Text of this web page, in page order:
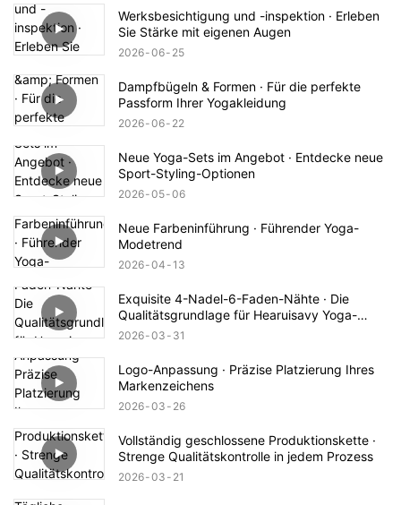
Werksbesichtigung und -inspektion · Erleben
Sie Stärke mit eigenen Augen
2026 06 25
Dampfbügeln & Formen · Für die perfekte
Passform Ihrer Yogakleidung
2026 06 22
Neue Yoga-Sets im Angebot · Entdecke neue
Sport-Styling-Optionen
2026 05 06
Neue Farbeninführung · Führender Yoga-
Modetrend
2026 04 13
Exquisite 4-Nadel-6-Faden-Nähte · Die
Qualitätsgrundlage für Hearuisavy Yoga-
Bekleidung
2026 03 31
Logo-Anpassung · Präzise Platzierung Ihres
Markenzeichens
2026 03 26
Vollständig geschlossene Produktionskette ·
Strenge Qualitätskontrolle in jedem Prozess
2026 03 21